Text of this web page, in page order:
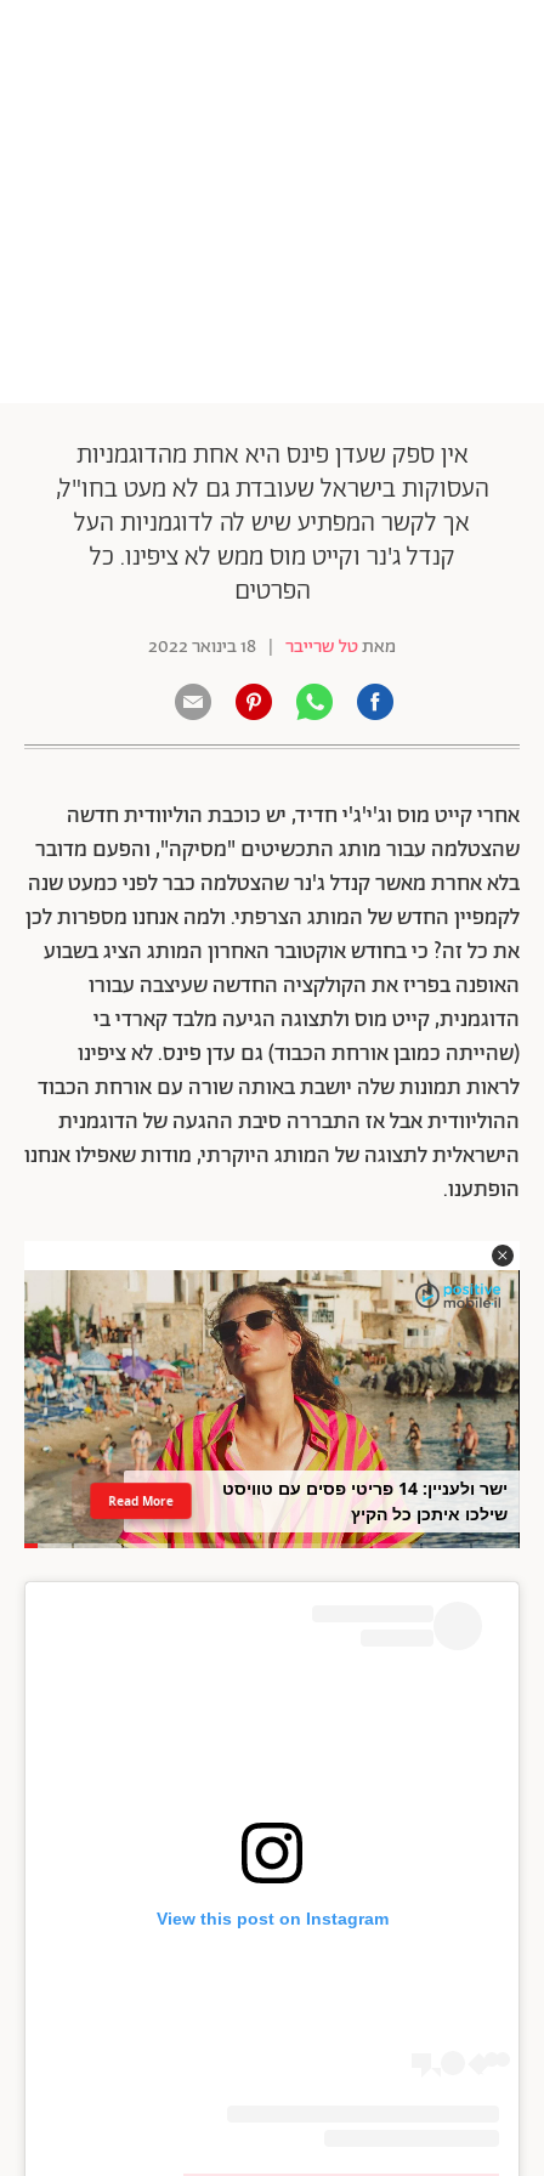
אין ספק שעדן פינס היא אחת מהדוגמניות
העסוקות בישראל שעובדת גם לא מעט בחו"ל,
אך לקשר המפתיע שיש לה לדוגמניות העל
קנדל ג'נר וקייט מוס ממש לא ציפינו. כל
הפרטים
מאתטל שרייבר | 18 בינואר 2022
אחרי קייט מוס וג'י'ג'י חדיד, יש כוכבת הוליוודית חדשה
שהצטלמה עבור מותג התכשיטים "מסיקה", והפעם מדובר
בלא אחרת מאשר קנדל ג'נר שהצטלמה כבר לפני כמעט שנה
לקמפיין החדש של המותג הצרפתי. ולמה אנחנו מספרות לכן
את כל זה? כי בחודש אוקטובר האחרון המותג הציג בשבוע
האופנה בפריז את הקולקציה החדשה שעיצבה עבורו
הדוגמנית, קייט מוס ולתצוגה הגיעה מלבד קארדי בי
(שהייתה כמובן אורחת הכבוד) גם עדן פינס. לא ציפינו
לראות תמונות שלה יושבת באותה שורה עם אורחת הכבוד
ההוליוודית אבל אז התבררה סיבת ההגעה של הדוגמנית
הישראלית לתצוגה של המותג היוקרתי, מודות שאפילו אנחנו
הופתענו.
ישר ולעניין: 14 פריטי פסים עם טוויסט
שילכו איתכן כל הקיץ
Read More
View this post on Instagram